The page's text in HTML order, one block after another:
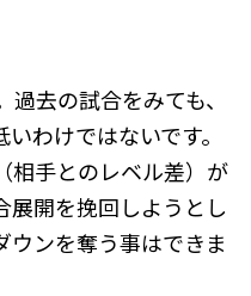
去の試合をみても、
わけではないです。
相手とのレベル差）が
展開を挽回しようとし
ウンを奪う事はできま